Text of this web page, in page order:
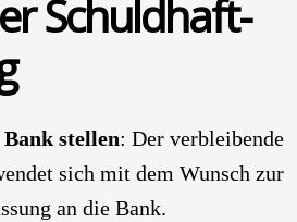
Schuld­haft­
stel­len: Der ver­blei­ben­de
sich mit dem Wunsch zur
an die Bank.